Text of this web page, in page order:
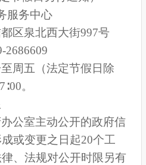
服务中心
区泉北西大街997号
2686609
周五（法定节假日除
。
公室主动公开的政府信
或变更之日起20个工
、法规对公开时限另有